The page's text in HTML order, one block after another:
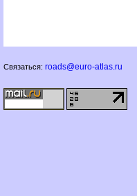
Связаться: roads@euro-atlas.ru